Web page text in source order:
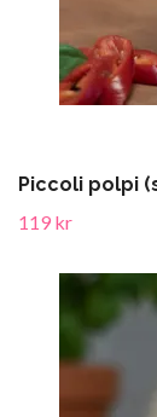
Piccoli polpi
119 kr